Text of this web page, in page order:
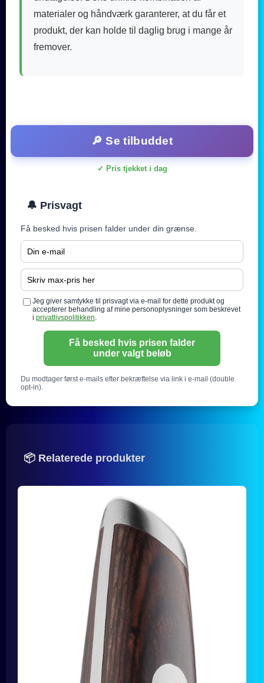
materialer og håndværk garanterer, at du får et
produkt, der kan holde til daglig brug i mange år
fremover.
🔎 Se tilbuddet
✓ Pris tjekket i dag
🔔 Prisvagt
Få besked hvis prisen falder under din grænse.
Jeg giver samtykke til prisvagt via e-mail for dette produkt og
accepterer behandling af mine personoplysninger som beskrevet
i privatlivspolitikken.
Få besked hvis prisen falder
under valgt beløb
Du modtager først e-mails efter bekræftelse via link i e-mail (double
opt-in).
📦 Relaterede produkter